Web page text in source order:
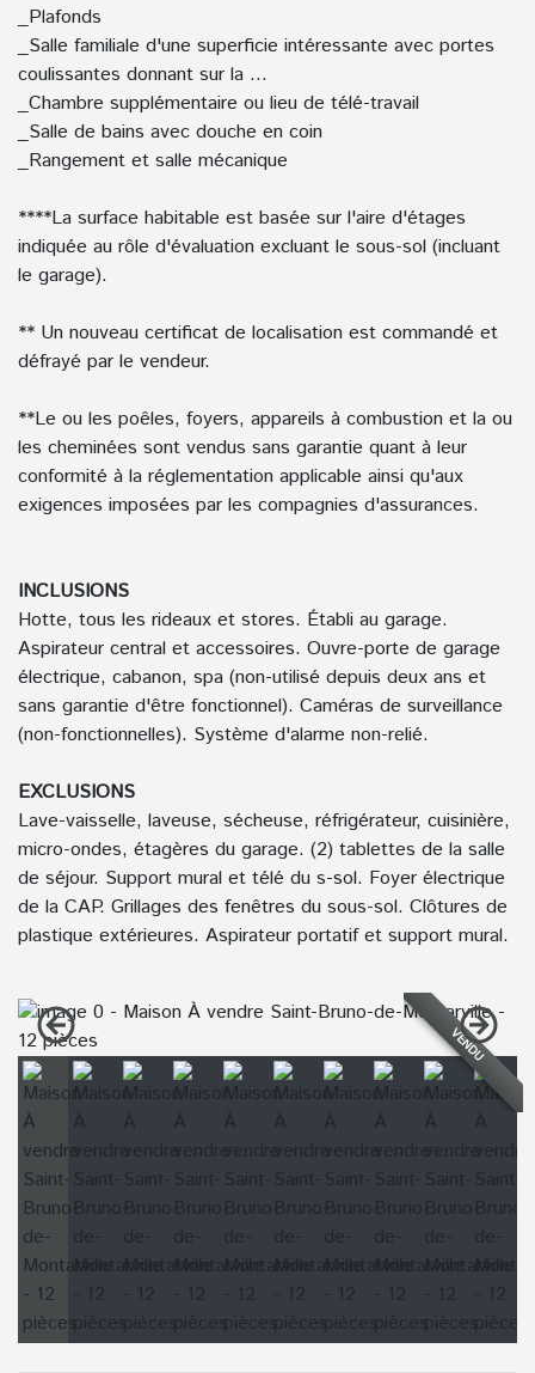
_Plafonds
_Salle familiale d'une superficie intéressante avec portes
coulissantes donnant sur la ...
_Chambre supplémentaire ou lieu de télé-travail
_Salle de bains avec douche en coin
_Rangement et salle mécanique
****La surface habitable est basée sur l'aire d'étages
indiquée au rôle d'évaluation excluant le sous-sol (incluant
le garage).
** Un nouveau certificat de localisation est commandé et
défrayé par le vendeur.
**Le ou les poêles, foyers, appareils à combustion et la ou
les cheminées sont vendus sans garantie quant à leur
conformité à la réglementation applicable ainsi qu'aux
exigences imposées par les compagnies d'assurances.
INCLUSIONS
Hotte, tous les rideaux et stores. Établi au garage.
Aspirateur central et accessoires. Ouvre-porte de garage
électrique, cabanon, spa (non-utilisé depuis deux ans et
sans garantie d'être fonctionnel). Caméras de surveillance
(non-fonctionnelles). Système d'alarme non-relié.
EXCLUSIONS
Lave-vaisselle, laveuse, sécheuse, réfrigérateur, cuisinière,
micro-ondes, étagères du garage. (2) tablettes de la salle
de séjour. Support mural et télé du s-sol. Foyer électrique
de la CAP. Grillages des fenêtres du sous-sol. Clôtures de
plastique extérieures. Aspirateur portatif et support mural.
VENDU